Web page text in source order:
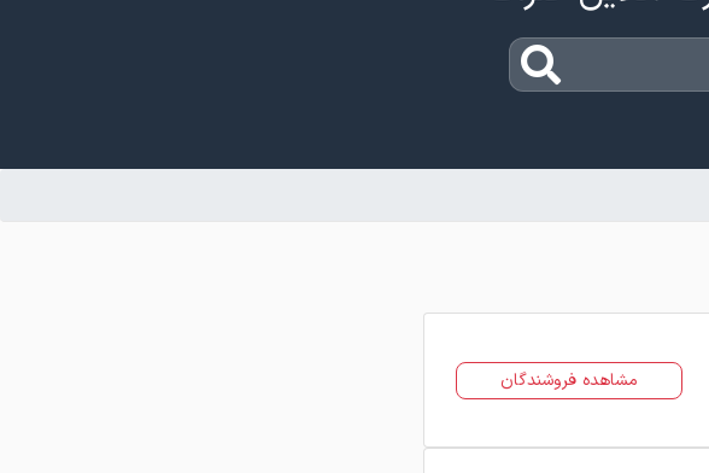
مشاهده فروشندگان